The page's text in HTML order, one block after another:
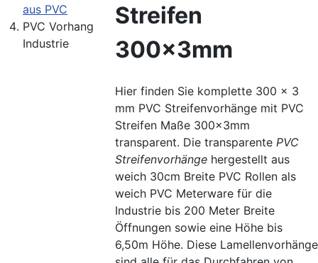
aus PVC
PVC Vorhang
Industrie
Streifen
300x3mm
Hier finden Sie komplette 300 x 3
mm PVC Streifenvorhänge mit PVC
Streifen Maße 300x3mm
transparent. Die transparente PVC
Streifenvorhänge hergestellt aus
weich 30cm Breite PVC Rollen als
weich PVC Meterware für die
Industrie bis 200 Meter Breite
Öffnungen sowie eine Höhe bis
6,50m Höhe. Diese Lamellenvorhänge